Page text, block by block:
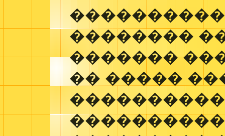
��������
�������
�� �����